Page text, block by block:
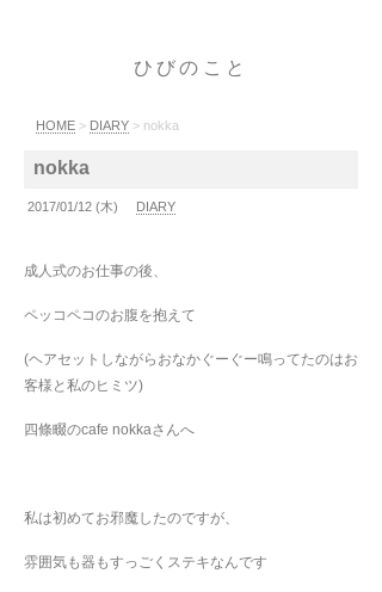
ひびのこと
HOME > DIARY > nokka
nokka
2017/01/12 (木) DIARY
成人式のお仕事の後、
ペッコペコのお腹を抱えて
(ヘアセットしながらおなかぐーぐー鳴ってたのはお
客様と私のヒミツ)
四條畷のcafe nokkaさんへ
私は初めてお邪魔したのですが、
雰囲気も器もすっごくステキなんです